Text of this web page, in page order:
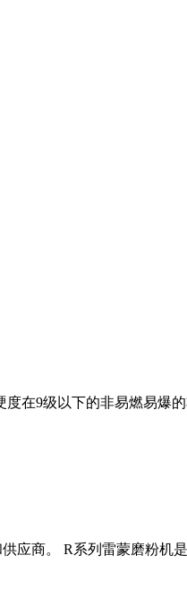
在9级以下的非易燃易爆
应商。 R系列雷蒙磨粉机